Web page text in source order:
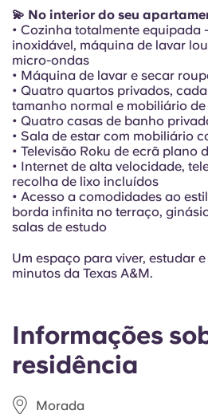
Informações
residência
Morada
💫 No interior do seu
• Cozinha totalmente
inoxidável, máquina de lavar
micro-ondas
• Máquina de lavar e secar
• Quatro quartos privados,
tamanho normal e mobiliário
• Quatro casas de banho
• Sala de estar com mobiliário
• Televisão Roku de ecrã plano
• Internet de alta velocidade,
recolha de lixo incluídos
• Acesso a comodidades ao
borda infinita no terraço,
salas de estudo
Um espaço para viver, estudar
minutos da Texas A&M.